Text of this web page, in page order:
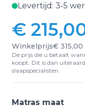
Levertijd: 3-5
Vanaf:
€
Winkelprijs€ 315,00
De prijs die u betaalt
koopt. Dit is dan
slaapspecialisten.
Matras maat